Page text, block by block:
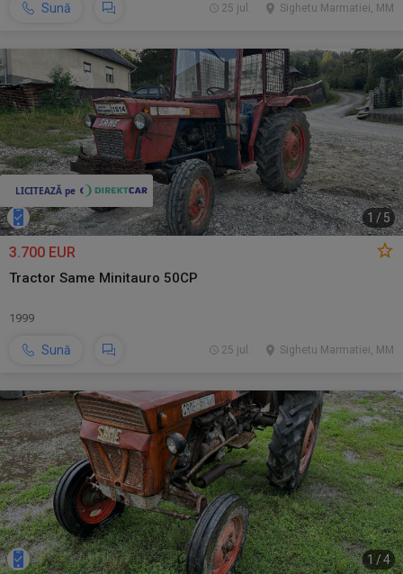
Sună Sighetu Marmatiei, MM
25 jul.
1 /5
3.700 EUR
Tractor Same Minitauro 50CP
1999
Sună Sighetu Marmatiei, MM
25 jul.
1 /4